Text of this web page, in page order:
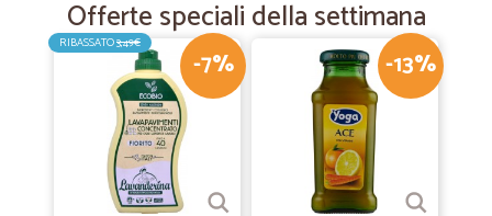
Consegna puntuale e prodotto ottimo. Soddisfatta
Offerte speciali della settimana
-7%
RIBASSATO3,49€
-13%